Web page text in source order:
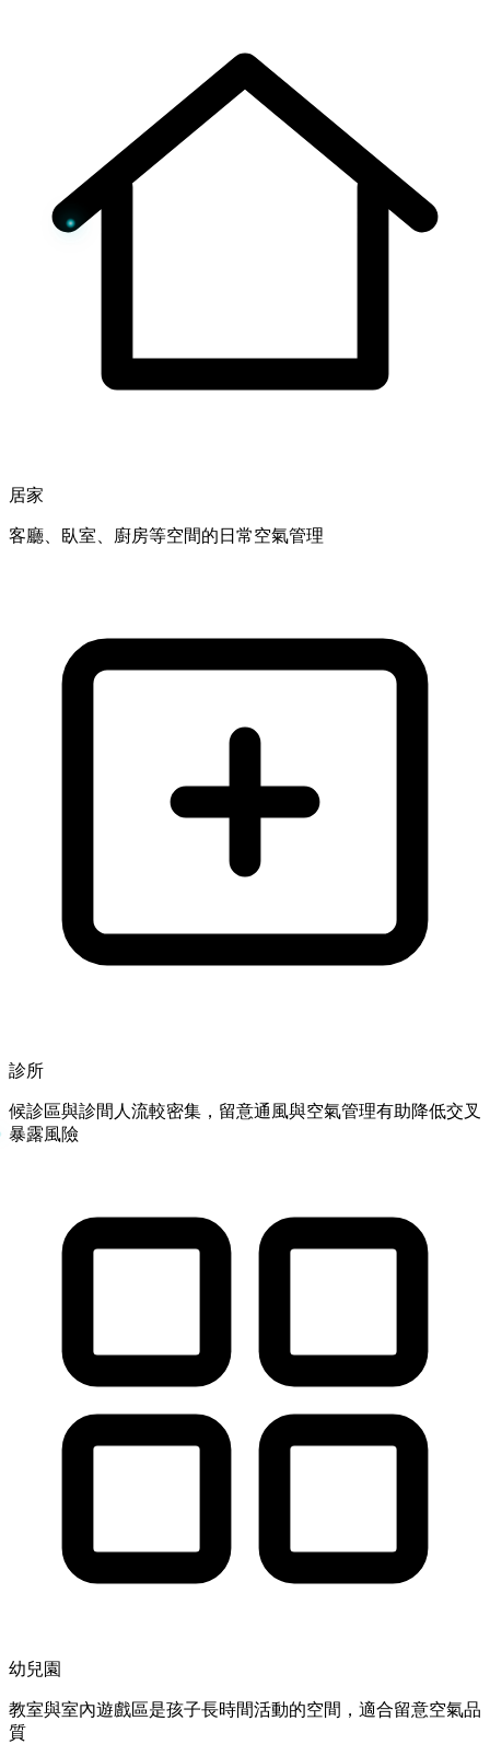
居家
客廳、臥室、廚房等空間的日常空氣管理
診所
候診區與診間人流較密集，留意通風與空氣管理有助降低交叉
暴露風險
幼兒園
教室與室內遊戲區是孩子長時間活動的空間，適合留意空氣品
質